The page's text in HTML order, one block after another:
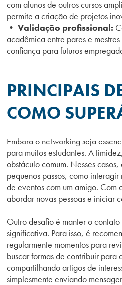
com alunos de outros cursos
permite a criação de projetos
• Validação profissional:
acadêmica entre pares e
confiança para futuros
PRINCIPAIS
COMO
Embora o networking seja
para muitos estudantes. A
obstáculo comum. Nesses
pequenos passos, como
de eventos com um amigo. Com
abordar novas pessoas e iniciar
Outro desafio é manter o
significativa. Para isso, é
regularmente momentos para
buscar formas de contribuir para
compartilhando artigos de
simplesmente enviando